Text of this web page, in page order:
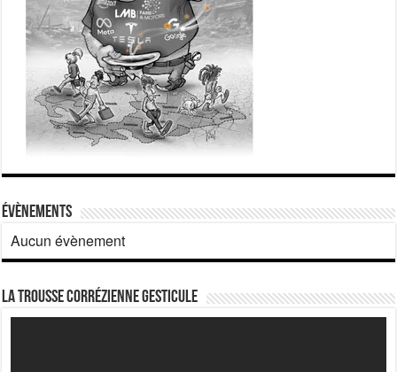
Évènements
Aucun évènement
La Trousse corrézienne gesticule